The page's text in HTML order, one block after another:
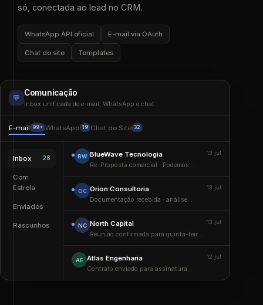
só, conectada ao lead no CRM.
WhatsApp API oficial E-mail via OAuth
Chat do site Templates
💬
Comunicação
Inbox unificada de e-mail, WhatsApp e chat.
E-mail 99+ WhatsApp 19 Chat do Site 32
Inbox 28
Com
Estrela
Enviados
Rascunhos
BW BlueWave Tecnologia
Re: Proposta comercial · Podemos
13 jul
OC Orion Consultoria
Documentação recebida · análise
13 jul
NC North Capital
Reunião confirmada para quinta-feira
13 jul
AE Atlas Engenharia
Contrato enviado para assinatura
12 jul